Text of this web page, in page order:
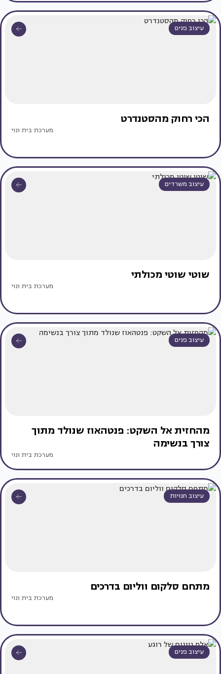
עיצוב פנים
הכי רחוק מהסטנדרט
מערכת בית ונוי
עיצוב משרדים
שוטי שוטי מכולתי
מערכת בית ונוי
עיצוב פנים
מהחזית אל השקט: פנטהאוז שנולד מתוך
צורך בנשימה
מערכת בית ונוי
עיצוב חנויות
מתחם סלקום ווליום בדרכים
מערכת בית ונוי
עיצוב פנים